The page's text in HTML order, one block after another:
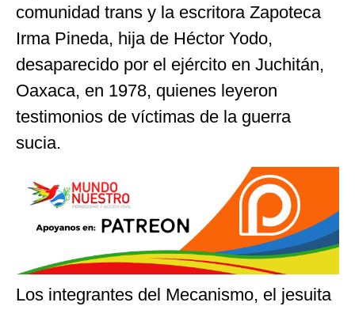
comunidad trans y la escritora Zapoteca
Irma Pineda, hija de Héctor Yodo,
desaparecido por el ejército en Juchitán,
Oaxaca, en 1978, quienes leyeron
testimonios de víctimas de la guerra
sucia.
Los integrantes del Mecanismo, el jesuita